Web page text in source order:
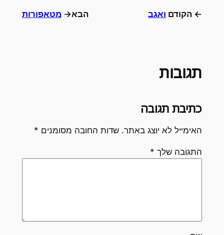
← הקודם ואגב הבא→ מטאפורות
תגובות
כתיבת תגובה
האימייל לא יוצג באתר. שדות החובה מסומנים *
התגובה שלך *